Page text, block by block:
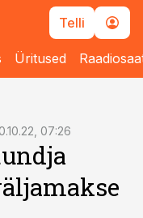
Telli
Üritused
07:26